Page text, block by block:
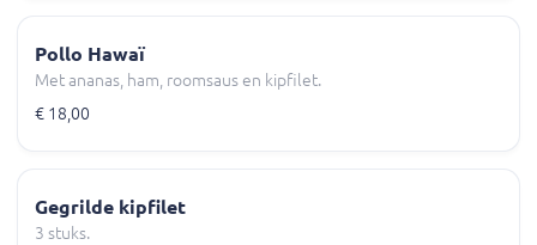
Pollo Hawaï
Met ananas, ham, roomsaus en kipfilet.
€ 18,00
Gegrilde kipfilet
3 stuks.